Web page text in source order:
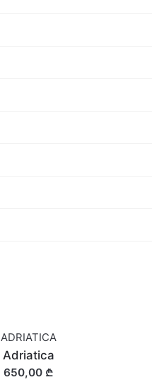
ADRIATICA
Adriatica
650,00 ₾